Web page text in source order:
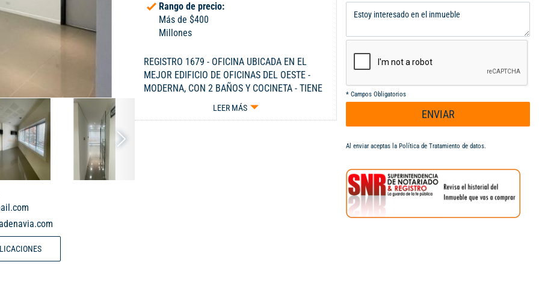
Rango de precio:
Más de $400
Millones
REGISTRO 1679 - OFICINA UBICADA EN EL
MEJOR EDIFICIO DE OFICINAS DEL OESTE -
MODERNA, CON 2 BAÑOS Y COCINETA - TIENE
4 PARQUEADEROS - CELULAR 300-3229115.
LEER MÁS
* Campos Obligatorios
ENVIAR
Al enviar aceptas la Política de Tratamiento de datos.